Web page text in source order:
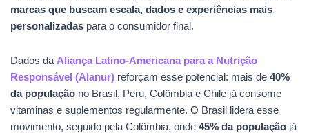
marcas que buscam escala, dados e experiências mais
personalizadas para o consumidor final.
Dados da Aliança Latino-Americana para a Nutrição
Responsável (Alanur) reforçam esse potencial: mais de 40%
da população no Brasil, Peru, Colômbia e Chile já consome
vitaminas e suplementos regularmente. O Brasil lidera esse
movimento, seguido pela Colômbia, onde 45% da população já